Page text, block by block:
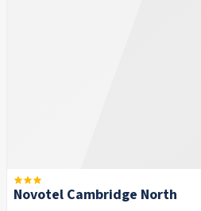
Novotel Cambridge North